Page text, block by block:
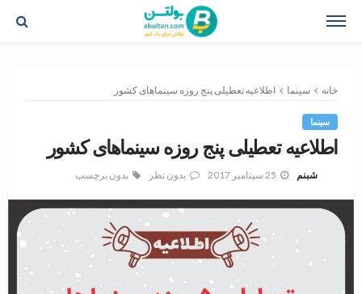
خانه سینما اطلاعیه تعطیلی پنج روزه سینماهای کشور
سینما
اطلاعیه تعطیلی پنج روزه سینماهای کشور
شبنم 25 سپتامبر 2017 بدون نظر بدون برچسب